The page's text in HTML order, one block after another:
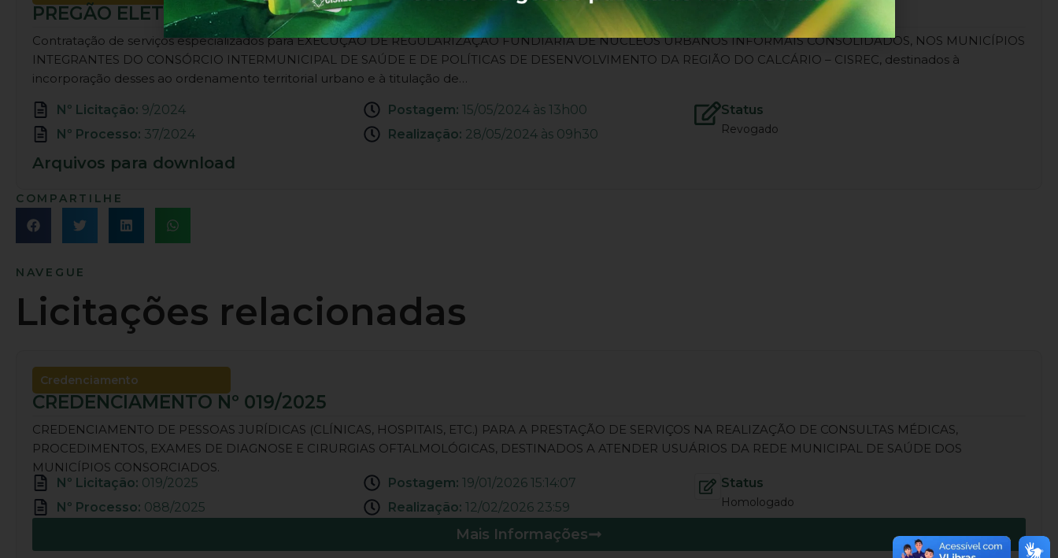
PREGÃO ELETRÔNICO Nº 09/2024
Contratação de serviços especializados para EXECUÇÃO DE REGULARIZAÇÃO FUNDIÁRIA DE NÚCLEOS URBANOS INFORMAIS CONSOLIDADOS, NOS MUNICÍPIOS
INTEGRANTES DO CONSÓRCIO INTERMUNICIPAL DE SAÚDE E DE POLÍTICAS DE DESENVOLVIMENTO DA REGIÃO DO CALCÁRIO – CISREC, destinados à
incorporação desses ao ordenamento territorial urbano e à titulação de…
Nº Licitação: 9/2024
Nº Processo: 37/2024
Postagem: 15/05/2024 às 13h00
Realização: 28/05/2024 às 09h30
Status
Revogado
Arquivos para download
COMPARTILHE
NAVEGUE
Licitações relacionadas
Credenciamento
CREDENCIAMENTO Nº 019/2025
CREDENCIAMENTO DE PESSOAS JURÍDICAS (CLÍNICAS, HOSPITAIS, ETC.) PARA A PRESTAÇÃO DE SERVIÇOS NA REALIZAÇÃO DE CONSULTAS MÉDICAS,
PROCEDIMENTOS, EXAMES DE DIAGNOSE E CIRURGIAS OFTALMOLÓGICAS, DESTINADOS A ATENDER USUÁRIOS DA REDE MUNICIPAL DE SAÚDE DOS
MUNICÍPIOS CONSORCIADOS.
Nº Licitação: 019/2025
Nº Processo: 088/2025
Postagem: 19/01/2026 15:14:07
Realização: 12/02/2026 23:59
Status
Homologado
Mais Informações